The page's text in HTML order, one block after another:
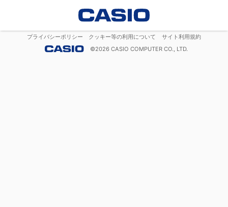
プライバシーポリシー クッキー等の利用について
サイト利用規約
©2026 CASIO COMPUTER CO., LTD.